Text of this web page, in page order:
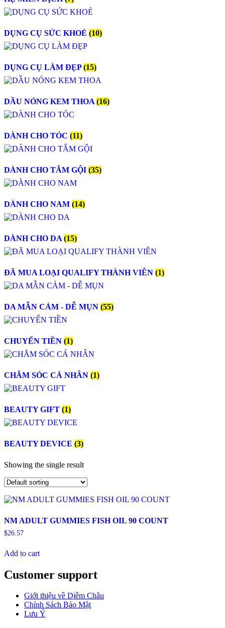
DỤNG CỤ SỨC KHOẺ (10)
DỤNG CỤ LÀM ĐẸP(15)
DẦU NÓNG KEM THOA (16)
DÀNH CHO TÓC (11)
DÀNH CHO TẮM GỘI (35)
DÀNH CHO NAM (14)
DÀNH CHO DA (15)
ĐÃ MUA LOẠI QUALIFY THÀNH VIÊN (1)
DA MẪN CẢM - DỄ MỤN (55)
CHUYỂN TIỀN (1)
CHĂM SÓC CÁ NHÂN (1)
BEAUTY GIFT (1)
BEAUTY DEVICE (3)
Showing the single result
NM ADULT GUMMIES FISH OIL 90 COUNT
$26.57
Add to cart
Customer support
Giới thiệu về Diễm Châu
Chính Sách Bảo Mật
Lưu Ý